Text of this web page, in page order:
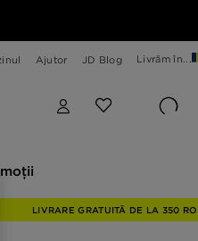
Ajutor JD Blog Livrăm în...
LIVRARE GRATUITĂ DE LA 350